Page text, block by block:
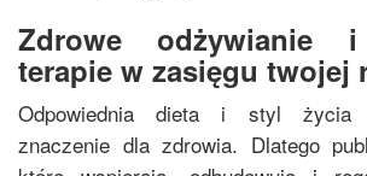
Zdrowe odżywianie
terapie w zasięgu twojej
Odpowiednia dieta i styl życia
znaczenie dla zdrowia. Dlatego